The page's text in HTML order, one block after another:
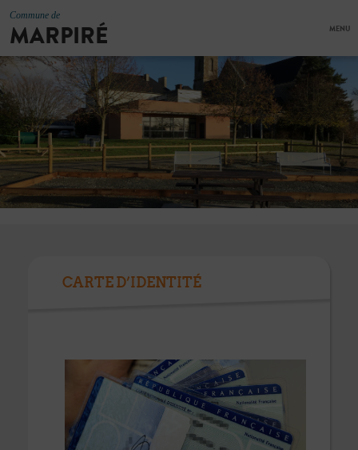
Commune de
MARPIRÉ MENU
CARTE D’IDENTITÉ